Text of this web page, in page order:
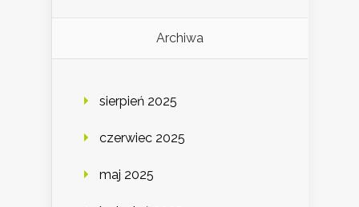
Archiwa
sierpień 2025
czerwiec 2025
maj 2025